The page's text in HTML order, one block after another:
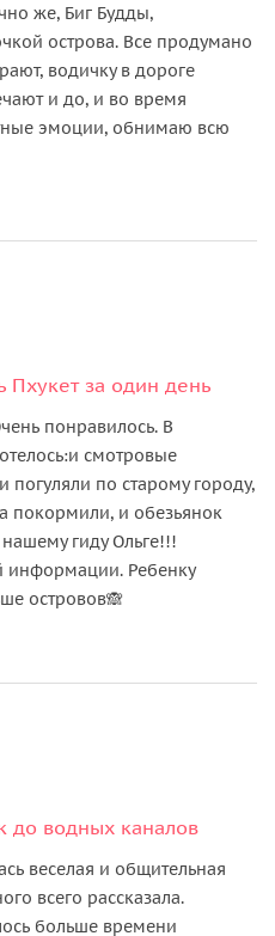
же, Биг Будды,
острова. Все продумано
водичку в дороге
и до, и во время
эмоции, обнимаю всю
Пхукет за один день
понравилось. В
смотровые
по старому городу,
покормили, и обезьянок
гиду Ольге!!!
информации. Ребенку
островов🙈
до водных каналов
веселая и общительная
всего рассказала.
больше времени